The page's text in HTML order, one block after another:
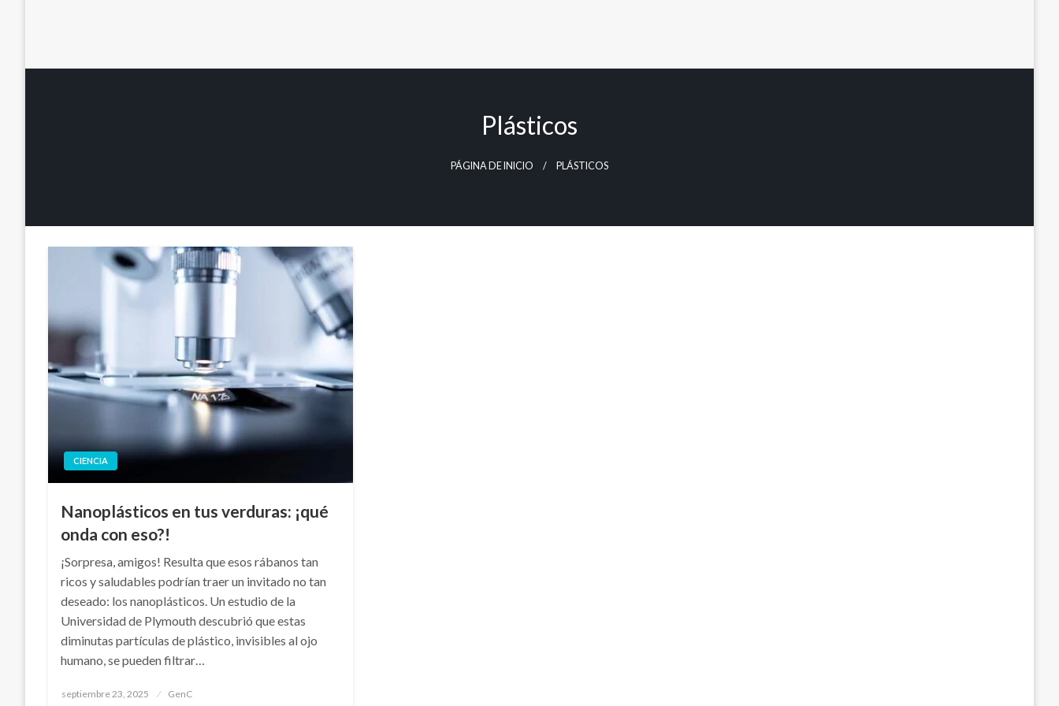
Plásticos
PÁGINA DE INICIO PLÁSTICOS
CIENCIA
Nanoplásticos en tus verduras: ¡qué
onda con eso?!
¡Sorpresa, amigos! Resulta que esos rábanos tan
ricos y saludables podrían traer un invitado no tan
deseado: los nanoplásticos. Un estudio de la
Universidad de Plymouth descubrió que estas
diminutas partículas de plástico, invisibles al ojo
humano, se pueden filtrar…
Publicado
septiembre 23, 2025 GenC